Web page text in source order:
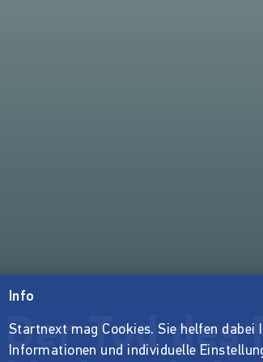
Der Tod des
Info
Startnext mag Cookies. Sie helfen dabei
Informationen und individuelle